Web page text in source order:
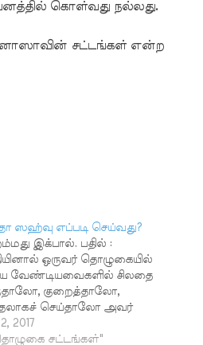
கொள்வது நல்லது.
சட்டங்கள் என்ற
ஸஹ்வு எப்படி செய்வது?
இக்பால். பதில் :
ஒருவர் தொழுகையில்
வேண்டியவைகளில் சிலதை
குறைத்தாலோ,
செய்தாலோ அவர்
பகரமாக இரண்டு
செய்ய வேண்டும்.
2017
சட்டங்கள்"